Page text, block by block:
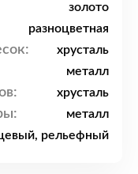
золото
разноцветная
хрусталь
металл
хрусталь
металл
рельефный